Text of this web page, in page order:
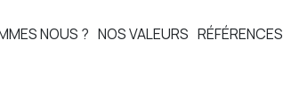
NOUS ? NOS VALEURS RÉFÉRENCES